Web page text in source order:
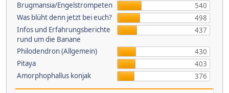
Brugmansia/Engelstrompeten
540
Was blüht denn jetzt bei euch?
498
Infos und Erfahrungsberichte
rund um die Banane
437
Philodendron (Allgemein)
430
Pitaya
403
Amorphophallus konjak
376